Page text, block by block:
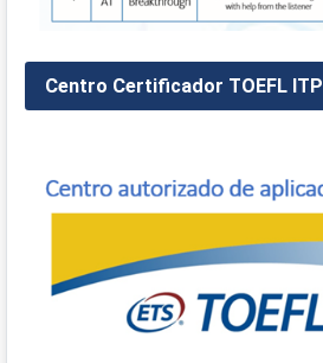
Centro Certificador TOEFL ITP